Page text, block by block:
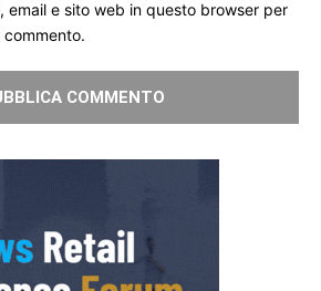
email e sito web in questo browser per